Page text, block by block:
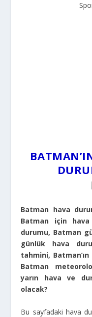
Batman hava
Batman için
durumu, Batman
günlük hava
tahmini,
Batman
yarın hava ve
olacak?
Bu sayfadaki hava